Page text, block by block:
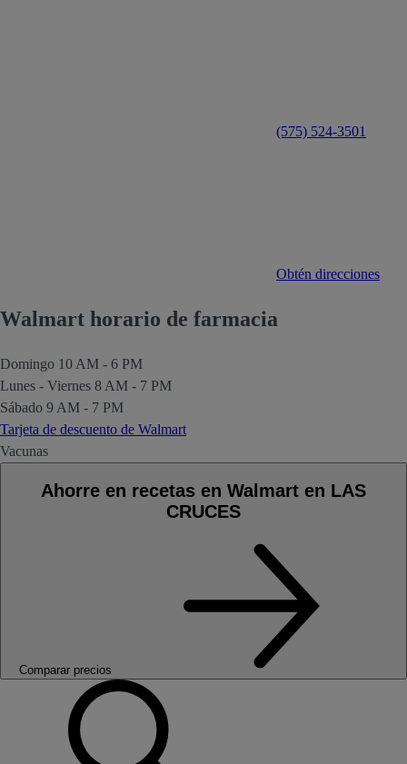
(575) 524-3501
Obtén direcciones
Walmart horario de farmacia
Domingo 10 AM - 6 PM
Lunes - Viernes 8 AM - 7 PM
Sábado 9 AM - 7 PM
Tarjeta de descuento de Walmart
Vacunas
Ahorre en recetas en Walmart en LAS
CRUCES
Comparar precios